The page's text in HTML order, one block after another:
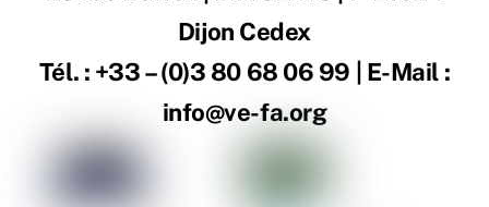
Dijon Cedex
Tél. : +33 – (0)3 80 68 06 99 | E-Mail :
info@ve-fa.org